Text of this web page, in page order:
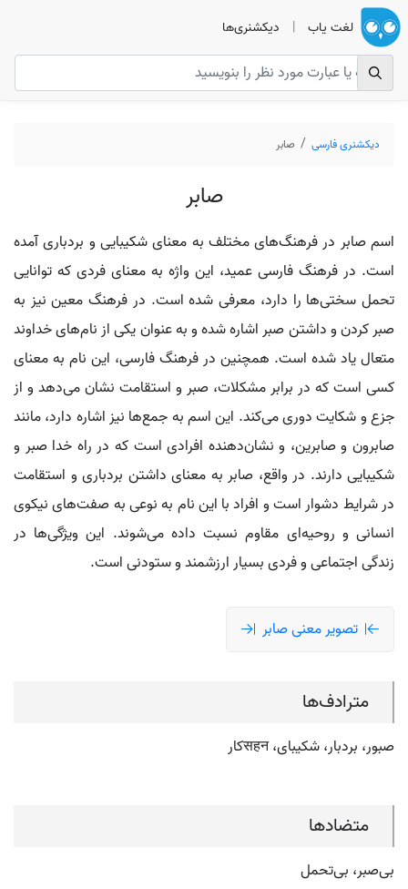
لغت یاب | دیکشنری‌ها
دیکشنری فارسی صابر
صابر
اسم صابر در فرهنگ‌های مختلف به معنای شکیبایی و بردباری آمده
است. در فرهنگ فارسی عمید، این واژه به معنای فردی که توانایی
تحمل سختی‌ها را دارد، معرفی شده است. در فرهنگ معین نیز به
صبر کردن و داشتن صبر اشاره شده و به عنوان یکی از نام‌های خداوند
متعال یاد شده است. همچنین در فرهنگ فارسی، این نام به معنای
کسی است که در برابر مشکلات، صبر و استقامت نشان می‌دهد و از
جزع و شکایت دوری می‌کند. این اسم به جمع‌ها نیز اشاره دارد، مانند
صابرون و صابرین، و نشان‌دهنده افرادی است که در راه خدا صبر و
شکیبایی دارند. در واقع، صابر به معنای داشتن بردباری و استقامت
در شرایط دشوار است و افراد با این نام به نوعی به صفت‌های نیکوی
انسانی و روحیه‌ای مقاوم نسبت داده می‌شوند. این ویژگی‌ها در
زندگی اجتماعی و فردی بسیار ارزشمند و ستودنی است.
تصویر معنی صابر
مترادف‌ها
صبور، بردبار، شکیبای، सहन‌کار
متضادها
بی‌صبر، بی‌تحمل